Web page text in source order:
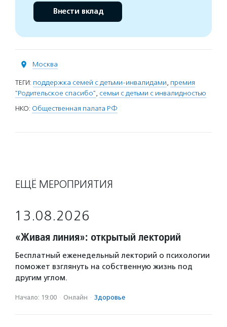
Внести вклад
Москва
ТЕГИ: поддержка семей с детьми-инвалидами, премия
"Родительское спасибо", семьи с детьми с инвалидностью
НКО: Общественная палата РФ
ЕЩЁ МЕРОПРИЯТИЯ
13.08.2026
«Живая линия»: открытый лекторий
Бесплатный еженедельный лекторий о психологии
поможет взглянуть на собственную жизнь под
другим углом.
Начало: 19:00 · Онлайн · Здоровье